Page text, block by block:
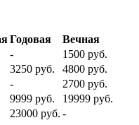
Годовая
Вечная
-
1500 руб.
3250 руб.
4800 руб.
-
2700 руб.
9999 руб.
19999 руб.
23000 руб. -